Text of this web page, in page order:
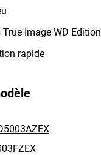
Image WD Edition
rapide